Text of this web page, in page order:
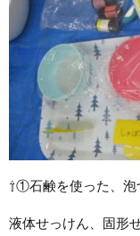
⇧①石鹸を使った、泡
液体せっけん、固形